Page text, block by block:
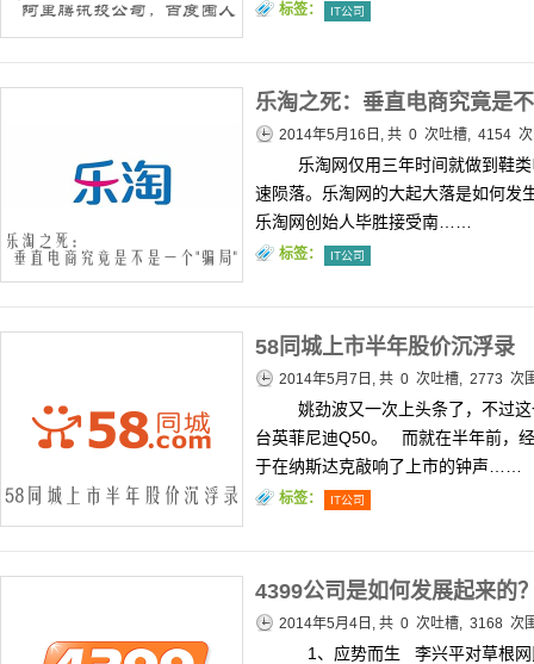
标签： IT公司
乐淘之死：垂直电商究竟是
2014年5月16日, 共 0 次吐槽, 4154
乐淘网仅用三年时间就做到鞋
速陨落。乐淘网的大起大落是如何
乐淘网创始人毕胜接受南……
标签： IT公司
58同城上市半年股价沉浮录
2014年5月7日, 共 0 次吐槽, 2773 次
姚劲波又一次上头条了，不过
台英菲尼迪Q50。 而就在半年前，
于在纳斯达克敲响了上市的钟声……
标签： IT公司
4399公司是如何发展起来的
2014年5月4日, 共 0 次吐槽, 3168 次
1、应势而生 李兴平对草根网